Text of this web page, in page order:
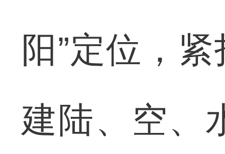
阳”定位，紧
建陆、空、